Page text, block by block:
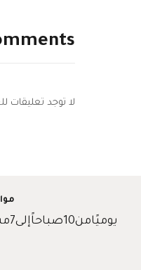
لا توجد تعليقات
يوميًامن10صباحاًإلى7مساءً عداالثلاثاءاجازةاسبوعية